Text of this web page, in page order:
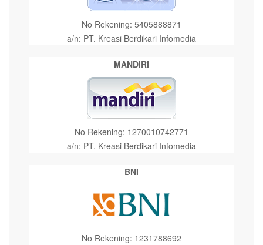
No Rekening: 5405888871
a/n: PT. Kreasi Berdikari Infomedia
MANDIRI
No Rekening: 1270010742771
a/n: PT. Kreasi Berdikari Infomedia
BNI
No Rekening: 1231788692